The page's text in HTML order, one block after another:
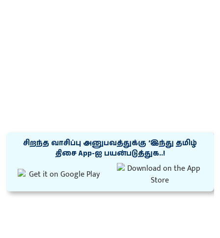
சிறந்த வாசிப்பு அனுபவத்துக்கு ‘இந்து தமிழ்
திசை App-ஐ பயன்படுத்துக..!